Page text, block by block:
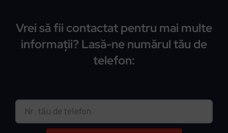
Vrei să fii contactat pentru mai multe
informații? Lasă-ne numărul tău de
telefon: